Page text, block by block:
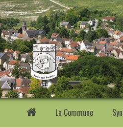
La Commune